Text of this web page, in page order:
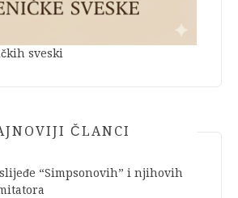
sveski
ČLANCI
“Simpsonovih” i njihovih